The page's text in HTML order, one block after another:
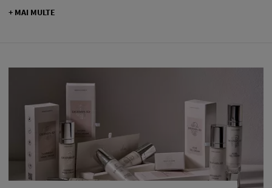
+ MAI MULTE